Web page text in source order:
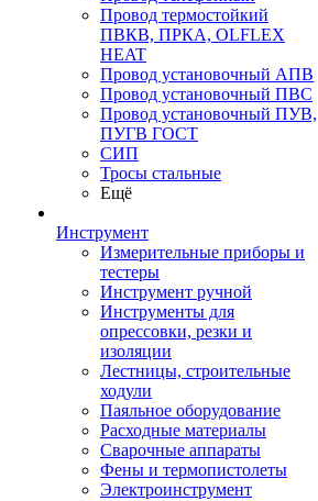
Провод термостойкий
ПВКВ, ПРКА, OLFLEX
HEAT
Провод установочный АПВ
Провод установочный ПВС
Провод установочный ПУВ,
ПУГВ ГОСТ
СИП
Тросы стальные
Ещё
Инструмент
Измерительные приборы и
тестеры
Инструмент ручной
Инструменты для
опрессовки, резки и
изоляции
Лестницы, строительные
ходули
Паяльное оборудование
Расходные материалы
Сварочные аппараты
Фены и термопистолеты
Электроинструмент